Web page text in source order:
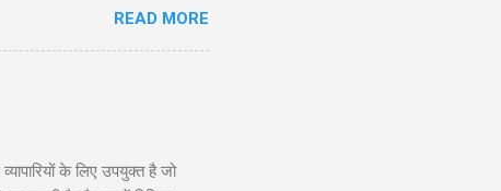
planning), जोखिम और लाभ
करेगी। ...
READ MORE
के लिए उपयुक्त है जो